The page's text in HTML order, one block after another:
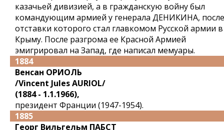
казачьей дивизией, а в гражданскую войну был
командующим армией у генерала ДЕНИКИНА, после
отставки которого стал главкомом Русской армии в
Крыму. После разгрома ее Красной Армией
эмигрировал на Запад, где написал мемуары.
1884
Венсан ОРИОЛЬ
/Vincent Jules AURIOL/
(1884 - 1.1.1966),
президент Франции (1947-1954).
1885
Георг Вильгельм ПАБСТ